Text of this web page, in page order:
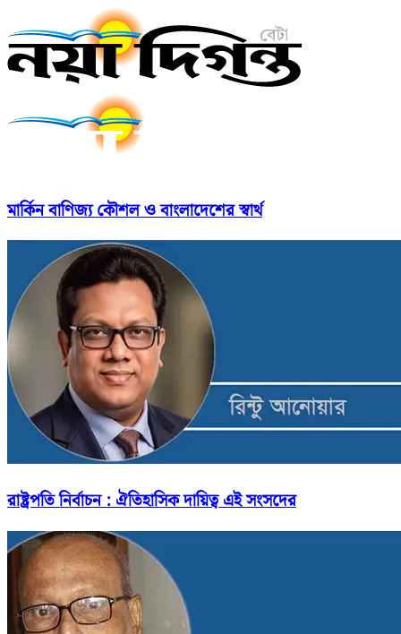
মার্কিন বাণিজ্য কৌশল ও বাংলাদেশের স্বার্থ
রাষ্ট্রপতি নির্বাচন : ঐতিহাসিক দায়িত্ব এই সংসদের